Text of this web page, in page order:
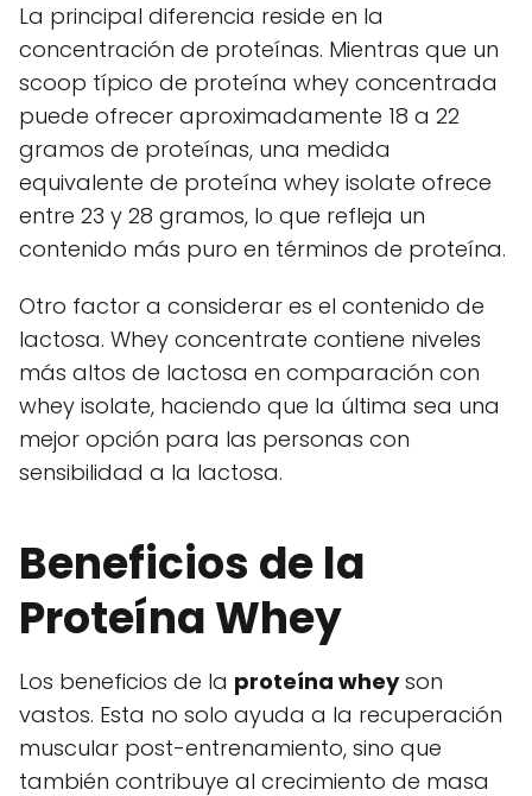
La principal diferencia reside en la
concentración de proteínas. Mientras que un
scoop típico de proteína whey concentrada
puede ofrecer aproximadamente 18 a 22
gramos de proteínas, una medida
equivalente de proteína whey isolate ofrece
entre 23 y 28 gramos, lo que refleja un
contenido más puro en términos de proteína.
Otro factor a considerar es el contenido de
lactosa. Whey concentrate contiene niveles
más altos de lactosa en comparación con
whey isolate, haciendo que la última sea una
mejor opción para las personas con
sensibilidad a la lactosa.
Beneficios de la
Proteína Whey
Los beneficios de la proteína wheyson
vastos. Esta no solo ayuda a la recuperación
muscular post-entrenamiento, sino que
también contribuye al crecimiento de masa